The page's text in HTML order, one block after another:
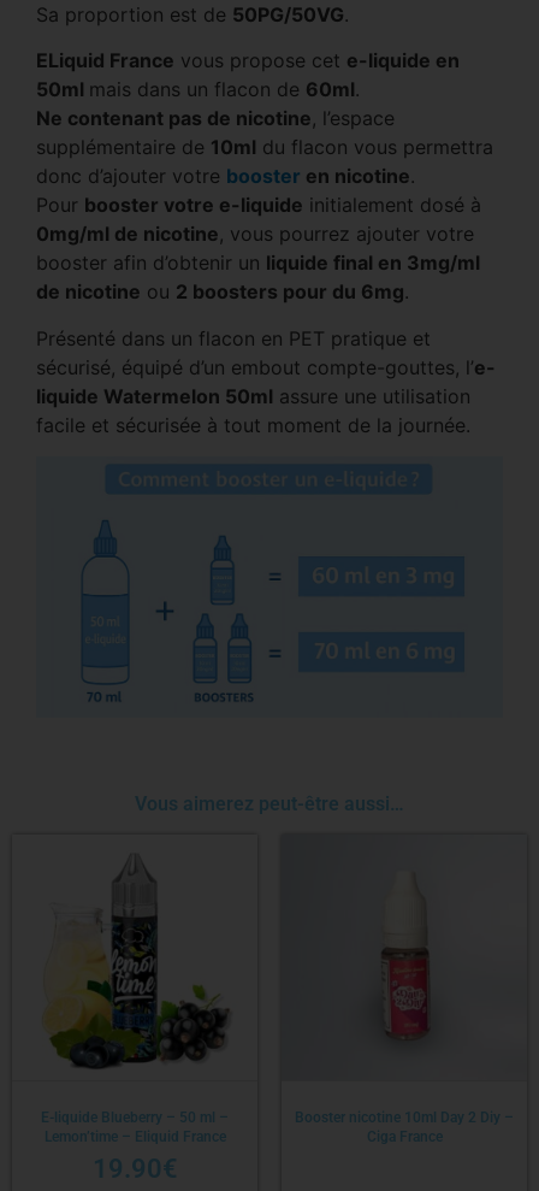
Sa proportion est de 50PG/50VG.
ELiquid France vous propose cet e-liquide en
50ml mais dans un flacon de 60ml.
Ne contenant pas de nicotine, l’espace
supplémentaire de 10ml du flacon vous permettra
donc d’ajouter votre booster en nicotine.
Pour booster votre e-liquide initialement dosé à
0mg/ml de nicotine, vous pourrez ajouter votre
booster afin d’obtenir un liquide final en 3mg/ml
de nicotine ou 2 boosters pour du 6mg.
Présenté dans un flacon en PET pratique et
sécurisé, équipé d’un embout compte-gouttes, l’e-
liquide Watermelon 50ml assure une utilisation
facile et sécurisée à tout moment de la journée.
Vous aimerez peut-être aussi…
E-liquide Blueberry – 50 ml –
Lemon’time – Eliquid France
19.90€
Booster nicotine 10ml Day 2 Diy –
Ciga France